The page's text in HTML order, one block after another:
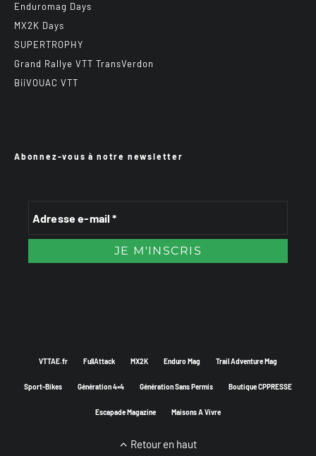
Enduromag Days
MX2K Days
SUPERTROPHY
Grand Rallye VTT TransVerdon
BiiVOUAC VTT
Abonnez-vous à notre newsletter
VTTAE.fr FullAttack MX2K Enduro Mag Trail Adventure Mag
Sport-Bikes Génération 4×4 Génération Sans Permis Boutique CPPRESSE
Escapade Magazine Maisons A Vivre
Retour en haut